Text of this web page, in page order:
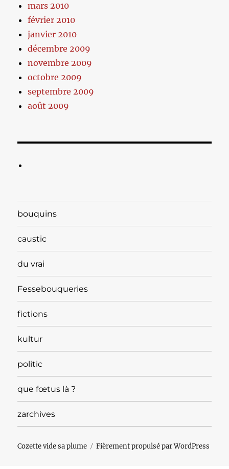
mars 2010
février 2010
janvier 2010
décembre 2009
novembre 2009
octobre 2009
septembre 2009
août 2009
bouquins
caustic
du vrai
Fessebouqueries
fictions
kultur
politic
que fœtus là ?
zarchives
Cozette vide sa plume Fièrement propulsé par WordPress